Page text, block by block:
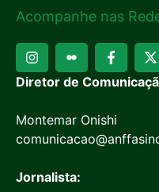
Acompanhe nas
Diretor de
Montemar Onishi
Jornalista: